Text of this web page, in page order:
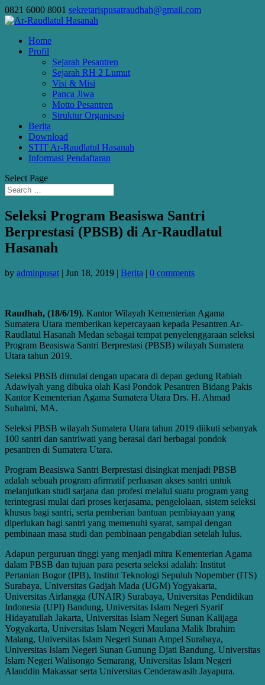
0821 6000 8001 sekretarispusatraudhah@gmail.com
Home
Profil
Sejarah Pesantren
Sejarah RH 2 Lumut
Visi & Misi
Panca Jiwa
Motto Pesantren
Struktur Organisasi
Berita
Download
STIT Ar-Raudlatul Hasanah
Informasi Pendaftaran
Select Page
Seleksi Program Beasiswa Santri
Berprestasi (PBSB) di Ar-Raudlatul
Hasanah
by adminpusat | Jun 18, 2019 | Berita | 0 comments
Raudhah, (18/6/19). Kantor Wilayah Kementerian Agama
Sumatera Utara memberikan kepercayaan kepada Pesantren Ar-
Raudlatul Hasanah Medan sebagai tempat penyelenggaraan seleksi
Program Beasiswa Santri Berprestasi (PBSB) wilayah Sumatera
Utara tahun 2019.
Seleksi PBSB dimulai dengan upacara di depan gedung Rabiah
Adawiyah yang dibuka olah Kasi Pondok Pesantren Bidang Pakis
Kantor Kementerian Agama Sumatera Utara Drs. H. Ahmad
Suhaimi, MA.
Seleksi PBSB wilayah Sumatera Utara tahun 2019 diikuti sebanyak
100 santri dan santriwati yang berasal dari berbagai pondok
pesantren di Sumatera Utara.
Program Beasiswa Santri Berprestasi disingkat menjadi PBSB
adalah sebuah program afirmatif perluasan akses santri untuk
melanjutkan studi sarjana dan profesi melalui suatu program yang
terintegrasi mulai dari proses kerjasama, pengelolaan, sistem seleksi
khusus bagi santri, serta pemberian bantuan pembiayaan yang
diperlukan bagi santri yang memenuhi syarat, sampai dengan
pembinaan masa studi dan pembinaan pengabdian setelah lulus.
Adapun perguruan tinggi yang menjadi mitra Kementerian Agama
dalam PBSB dan tujuan para peserta seleksi adalah: Institut
Pertanian Bogor (IPB), Institut Teknologi Sepuluh Nopember (ITS)
Surabaya, Universitas Gadjah Mada (UGM) Yogyakarta,
Universitas Airlangga (UNAIR) Surabaya, Universitas Pendidikan
Indonesia (UPI) Bandung, Universitas Islam Negeri Syarif
Hidayatullah Jakarta, Universitas Islam Negeri Sunan Kalijaga
Yogyakarta, Universitas Islam Negeri Maulana Malik Ibrahim
Malang, Universitas Islam Negeri Sunan Ampel Surabaya,
Universitas Islam Negeri Sunan Gunung Djati Bandung, Universitas
Islam Negeri Walisongo Semarang, Universitas Islam Negeri
Alauddin Makassar serta Universitas Cenderawasih Jayapura.